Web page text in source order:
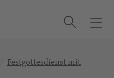
T
Suche
Festgottesdienst mit